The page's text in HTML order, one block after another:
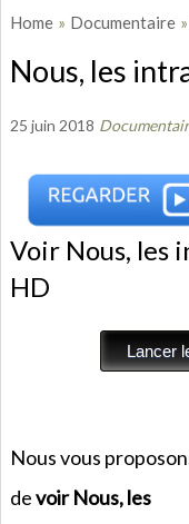
Home » Documentaire »
Nous, les
25 juin 2018
Voir Nous, les
HD
Nous vous
devoir Nous, les